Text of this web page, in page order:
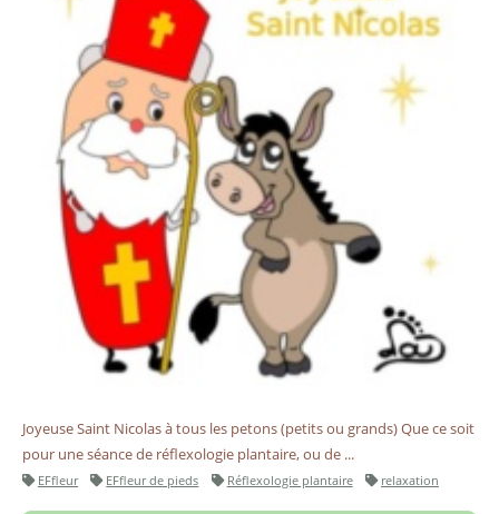
Joyeuse Saint Nicolas à tous les petons (petits ou grands) Que ce soit
pour une séance de réflexologie plantaire, ou de ...
EFfleur EFfleur de pieds Réflexologie plantaire relaxation